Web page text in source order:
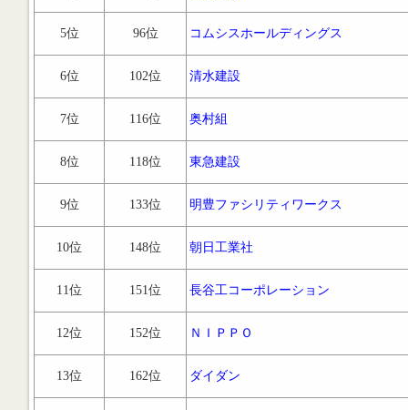
5位 96位 コムシスホールディングス
6位 102位 清水建設
7位 116位 奥村組
8位 118位 東急建設
9位 133位 明豊ファシリティワークス
10位 148位 朝日工業社
11位 151位 長谷工コーポレーション
12位 152位 ＮＩＰＰＯ
13位 162位 ダイダン